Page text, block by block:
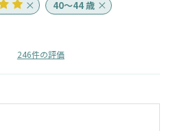
40～44 歳
246件の評価